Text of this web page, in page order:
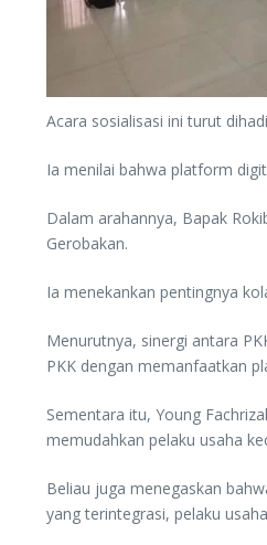
Acara sosialisasi ini turut
Ia menilai bahwa platform
Dalam arahannya, Bapak
Gerobakan.
Ia menekankan pentingnya
Menurutnya, sinergi antara
PKK dengan memanfaatkan
Sementara itu, Young
memudahkan pelaku usaha
Beliau juga menegaskan
yang terintegrasi, pelaku